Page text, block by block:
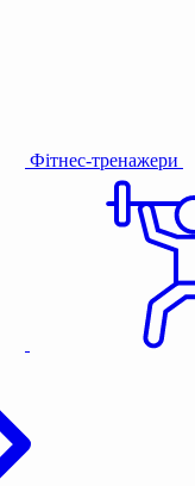
Фітнес-тренажери